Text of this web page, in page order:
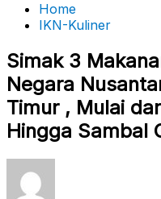
Home
IKN-Kuliner
Simak 3
Negara
Timur , Mulai
Hingga Sambal